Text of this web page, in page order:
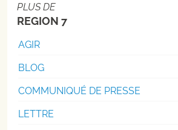
PLUS DE
REGION 7
AGIR
BLOG
COMMUNIQUÉ DE PRESSE
LETTRE